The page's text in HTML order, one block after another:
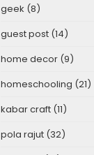
geek (8)
guest post (14)
home decor (9)
homeschooling (21)
kabar craft (11)
pola rajut (32)